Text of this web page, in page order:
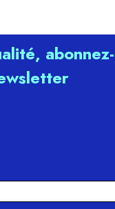
abonnez-